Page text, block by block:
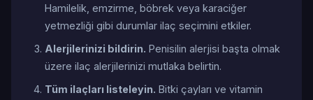
Hamilelik, emzirme, böbrek veya karaciğer
yetmezliği gibi durumlar ilaç seçimini etkiler.
Alerjilerinizi bildirin. Penisilin alerjisi başta olmak
üzere ilaç alerjilerinizi mutlaka belirtin.
Tüm ilaçları listeleyin. Bitki çayları ve vitamin